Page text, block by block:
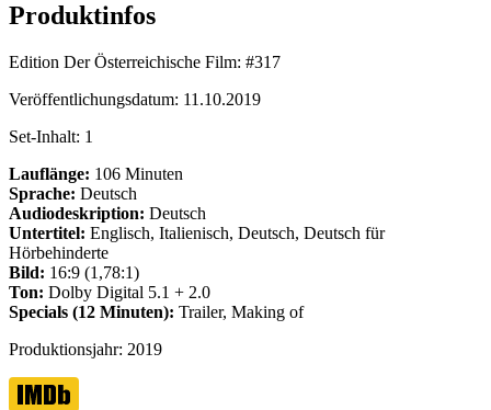
Produktinfos
Edition Der Österreichische Film: #317
Veröffentlichungsdatum: 11.10.2019
Set-Inhalt: 1
Lauflänge: 106 Minuten
Sprache: Deutsch
Audiodeskription: Deutsch
Untertitel: Englisch, Italienisch, Deutsch, Deutsch für
Hörbehinderte
Bild: 16:9 (1,78:1)
Ton: Dolby Digital 5.1 + 2.0
Specials (12 Minuten): Trailer, Making of
Produktionsjahr: 2019